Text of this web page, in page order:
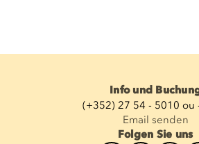
Info und
(+352) 27 54 - 5010 ou
Email senden
Folgen Sie uns